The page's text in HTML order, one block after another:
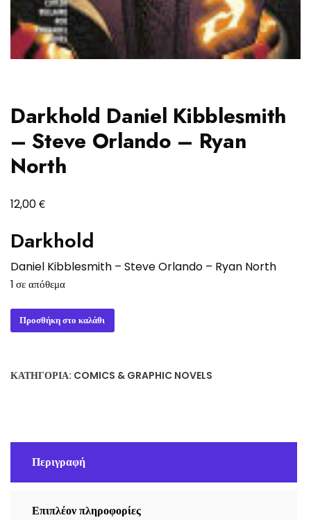
Darkhold Daniel Kibblesmith
– Steve Orlando – Ryan
North
12,00€
Darkhold
Daniel Kibblesmith – Steve Orlando – Ryan North
1 σε απόθεμα
Darkhold
Daniel
Steve
ποσότητα
Προσθήκη στο καλάθι
ΚΑΤΗΓΟΡΊΑ: COMICS & GRAPHIC NOVELS
Περιγραφή
Επιπλέον πληροφορίες